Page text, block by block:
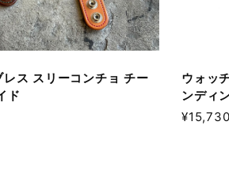
レス スリーコンチョ チー
ド
ウォッ
ンディ
¥15,730